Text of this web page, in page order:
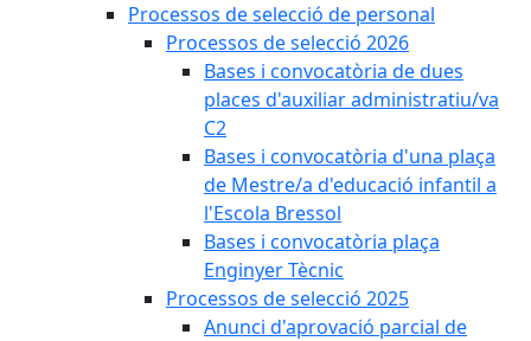
Processos de selecció de personal
Processos de selecció 2026
Bases i convocatòria de dues
places d'auxiliar administratiu/va
C2
Bases i convocatòria d'una plaça
de Mestre/a d'educació infantil a
l'Escola Bressol
Bases i convocatòria plaça
Enginyer Tècnic
Processos de selecció 2025
Anunci d'aprovació parcial de